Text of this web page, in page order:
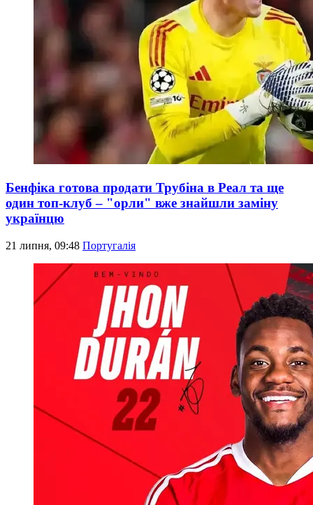
Бенфіка готова продати Трубіна в Реал та ще
один топ-клуб – "орли" вже знайшли заміну
українцю
21 липня, 09:48 Португалія